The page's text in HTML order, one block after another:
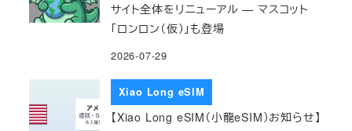
サイト全体をリニューアル — マスコット
「ロンロン（仮）」も登場
2026-07-29
Xiao Long eSIM
【Xiao Long eSIM（小龍eSIM）お知らせ】